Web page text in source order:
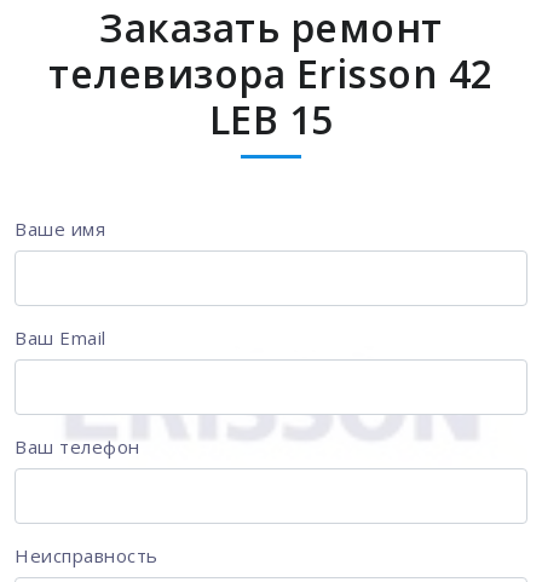
Заказать ремонт
телевизора Erisson 42
LEB 15
Ваше имя
Ваш Email
Ваш телефон
Неисправность